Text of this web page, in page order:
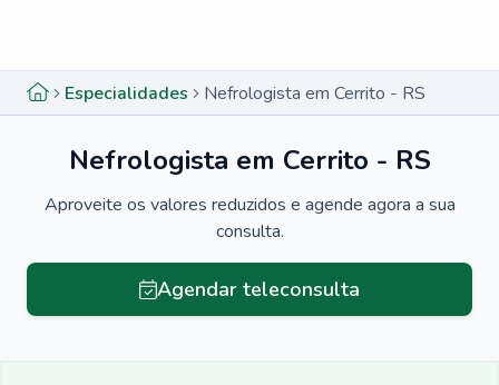
Especialidades Nefrologista em Cerrito - RS
Nefrologista em Cerrito - RS
Aproveite os valores reduzidos e agende agora a sua
consulta.
Agendar teleconsulta